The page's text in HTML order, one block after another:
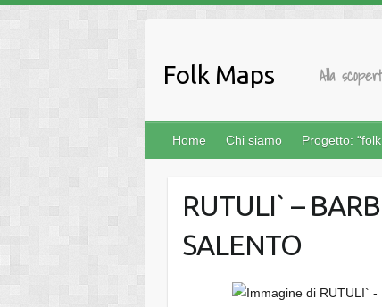
contenuto
Folk Maps Alla
Home Chi siamo Progetto:
RUTULI` –
SALENTO